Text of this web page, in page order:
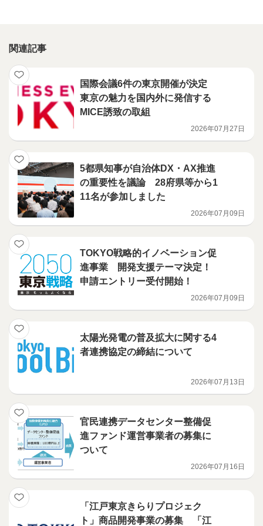
関連記事
国際会議6件の東京開催が決定
東京の魅力を国内外に発信する
MICE誘致の取組
2026年07月27日
5都県知事が自治体DX・AX推進
の重要性を議論 28府県等から1
11名が参加しました
2026年07月09日
TOKYO戦略的イノベーション促
進事業 開発支援テーマ決定！
申請エントリー受付開始！
2026年07月09日
太陽光発電の普及拡大に関する4
者連携協定の締結について
2026年07月13日
官民連携データセンター整備促
進ファンド運営事業者の募集に
ついて
2026年07月16日
「江戸東京きらりプロジェク
ト」商品開発事業の募集 「江